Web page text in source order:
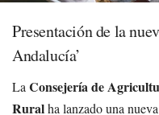
Presentación de la
Andalucía’
La Consejería de
Ruralha lanzado una